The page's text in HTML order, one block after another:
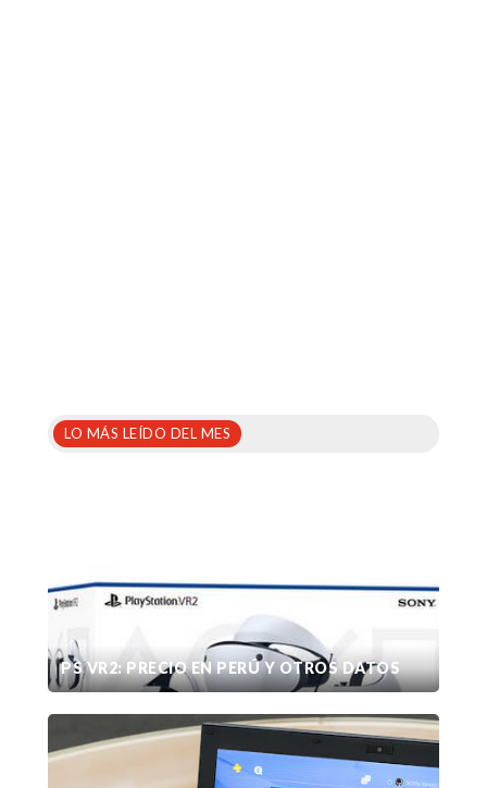
LO MÁS LEÍDO DEL MES
PS VR2: PRECIO EN PERÚ Y OTROS DATOS